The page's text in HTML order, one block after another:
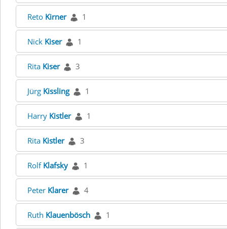
Reto Kirner 1
Nick Kiser 1
Rita Kiser 3
Jürg Kissling 1
Harry Kistler 1
Rita Kistler 3
Rolf Klafsky 1
Peter Klarer 4
Ruth Klauenbösch 1